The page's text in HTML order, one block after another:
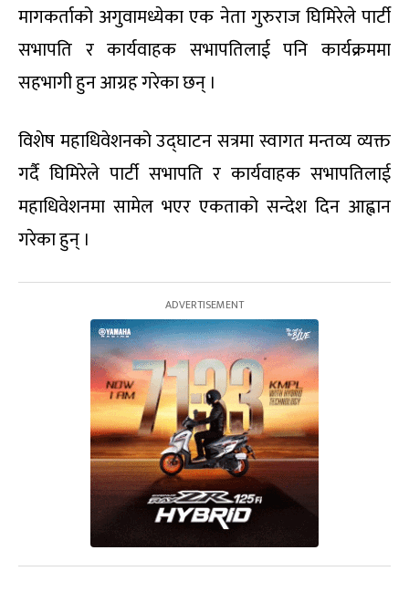
मागकर्ताको अगुवामध्येका एक नेता गुरुराज घिमिरेले पार्टी
सभापति र कार्यवाहक सभापतिलाई पनि कार्यक्रममा
सहभागी हुन आग्रह गरेका छन् ।
विशेष महाधिवेशनको उद्घाटन सत्रमा स्वागत मन्तव्य व्यक्त
गर्दै घिमिरेले पार्टी सभापति र कार्यवाहक सभापतिलाई
महाधिवेशनमा सामेल भएर एकताको सन्देश दिन आह्वान
गरेका हुन् ।